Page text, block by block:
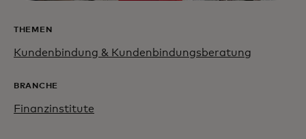
THEMEN
Kundenbindung & Kundenbindungsberatung
BRANCHE
Finanzinstitute